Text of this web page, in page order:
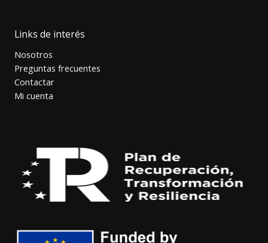
Links de interés
Nosotros
Preguntas frecuentes
Contactar
Mi cuenta